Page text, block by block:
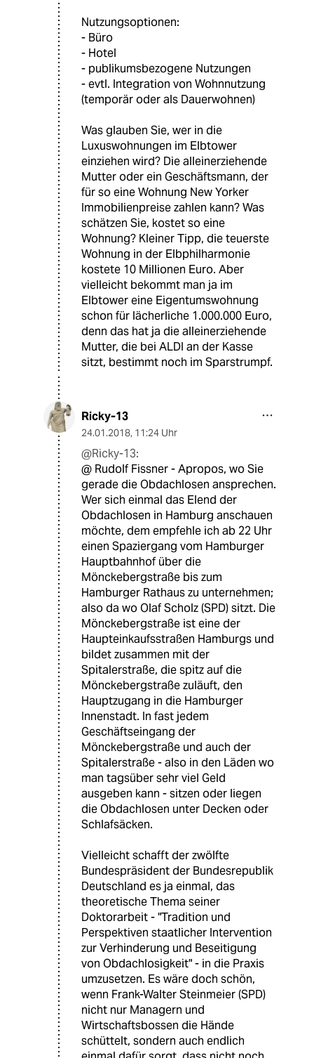
Nutzungsoptionen:
- Büro
- Hotel
- publikumsbezogene Nutzungen
- evtl. Integration von Wohnnutzung
(temporär oder als Dauerwohnen)
Was glauben Sie, wer in die
Luxuswohnungen im Elbtower
einziehen wird? Die alleinerziehende
Mutter oder ein Geschäftsmann, der
für so eine Wohnung New Yorker
Immobilienpreise zahlen kann? Was
schätzen Sie, kostet so eine
Wohnung? Kleiner Tipp, die teuerste
Wohnung in der Elbphilharmonie
kostete 10 Millionen Euro. Aber
vielleicht bekommt man ja im
Elbtower eine Eigentumswohnung
schon für lächerliche 1.000.000 Euro,
denn das hat ja die alleinerziehende
Mutter, die bei ALDI an der Kasse
sitzt, bestimmt noch im Sparstrumpf.
Ricky-13
24.01.2018, 11:24 Uhr
@Ricky-13:
@ Rudolf Fissner - Apropos, wo Sie
gerade die Obdachlosen ansprechen.
Wer sich einmal das Elend der
Obdachlosen in Hamburg anschauen
möchte, dem empfehle ich ab 22 Uhr
einen Spaziergang vom Hamburger
Hauptbahnhof über die
Mönckebergstraße bis zum
Hamburger Rathaus zu unternehmen;
also da wo Olaf Scholz (SPD) sitzt. Die
Mönckebergstraße ist eine der
Haupteinkaufsstraßen Hamburgs und
bildet zusammen mit der
Spitalerstraße, die spitz auf die
Mönckebergstraße zuläuft, den
Hauptzugang in die Hamburger
Innenstadt. In fast jedem
Geschäftseingang der
Mönckebergstraße und auch der
Spitalerstraße - also in den Läden wo
man tagsüber sehr viel Geld
ausgeben kann - sitzen oder liegen
die Obdachlosen unter Decken oder
Schlafsäcken.
Vielleicht schafft der zwölfte
Bundespräsident der Bundesrepublik
Deutschland es ja einmal, das
theoretische Thema seiner
Doktorarbeit - "Tradition und
Perspektiven staatlicher Intervention
zur Verhinderung und Beseitigung
von Obdachlosigkeit" - in die Praxis
umzusetzen. Es wäre doch schön,
wenn Frank-Walter Steinmeier (SPD)
nicht nur Managern und
Wirtschaftsbossen die Hände
schüttelt, sondern auch endlich